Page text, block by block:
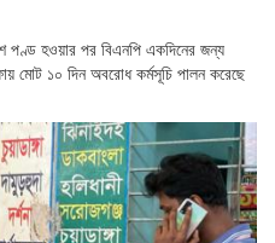
পণ্ড হওয়ার পর বিএনপি একদিনের জন্য
মোট ১০ দিন অবরোধ কর্মসূচি পালন করেছে